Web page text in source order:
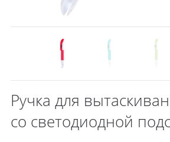
Ручка для
со светодиодной